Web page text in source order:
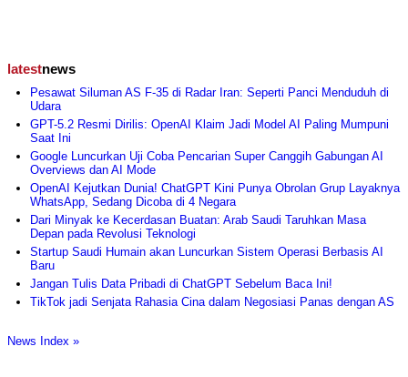
latestnews
Pesawat Siluman AS F-35 di Radar Iran: Seperti Panci Menduduh di
Udara
GPT-5.2 Resmi Dirilis: OpenAI Klaim Jadi Model AI Paling Mumpuni
Saat Ini
Google Luncurkan Uji Coba Pencarian Super Canggih Gabungan AI
Overviews dan AI Mode
OpenAI Kejutkan Dunia! ChatGPT Kini Punya Obrolan Grup Layaknya
WhatsApp, Sedang Dicoba di 4 Negara
Dari Minyak ke Kecerdasan Buatan: Arab Saudi Taruhkan Masa
Depan pada Revolusi Teknologi
Startup Saudi Humain akan Luncurkan Sistem Operasi Berbasis AI
Baru
Jangan Tulis Data Pribadi di ChatGPT Sebelum Baca Ini!
TikTok jadi Senjata Rahasia Cina dalam Negosiasi Panas dengan AS
News Index »